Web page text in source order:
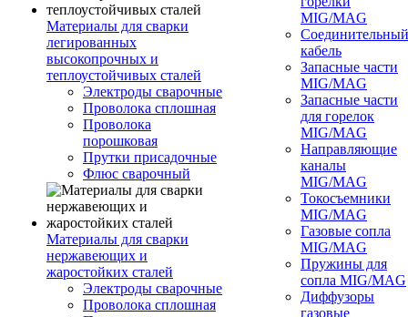
Материалы для сварки
легированных
высокопрочных и
теплоустойчивых сталей
Электроды сварочные
Проволока сплошная
Проволока
порошковая
Прутки присадочные
Флюс сварочный
Материалы для сварки
нержавеющих и
жаростойких сталей
Электроды сварочные
Проволока сплошная
MIG/MAG
Соединительный
кабель
Запасные части
MIG/MAG
Запасные части
для горелок
MIG/MAG
Направляющие
каналы
MIG/MAG
Токосъемники
MIG/MAG
Газовые сопла
MIG/MAG
Пружины для
сопла MIG/MAG
Диффузоры
газовые